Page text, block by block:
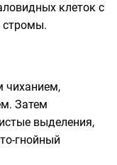
клеток с
стромы.
чиханием,
Затем
выделения,
гнойный